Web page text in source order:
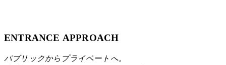
ENTRANCE APPROACH
パブリックからプライベートへ。